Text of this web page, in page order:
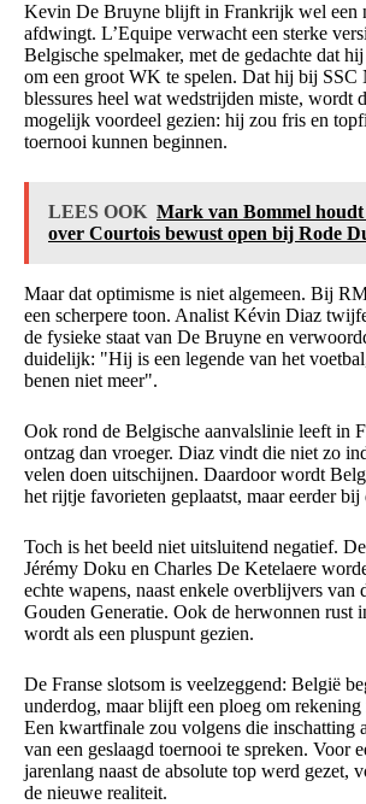
Kevin De Bruyne blijft in Frankrijk wel een
afdwingt. L’Equipe verwacht een sterke
Belgische spelmaker, met de gedachte dat
om een groot WK te spelen. Dat hij bij SSC
blessures heel wat wedstrijden miste, wordt
mogelijk voordeel gezien: hij zou fris en
toernooi kunnen beginnen.
LEES OOK Mark van Bommel houdt
over Courtois bewust open bij Rode
Maar dat optimisme is niet algemeen. Bij
een scherpere toon. Analist Kévin Diaz
de fysieke staat van De Bruyne en
duidelijk: "Hij is een legende van het
benen niet meer".
Ook rond de Belgische aanvalslinie leeft in
ontzag dan vroeger. Diaz vindt die niet zo
velen doen uitschijnen. Daardoor wordt
het rijtje favorieten geplaatst, maar eerder bij
Toch is het beeld niet uitsluitend negatief.
Jérémy Doku en Charles De Ketelaere
echte wapens, naast enkele overblijvers van
Gouden Generatie. Ook de herwonnen rust
wordt als een pluspunt gezien.
De Franse slotsom is veelzeggend: België
underdog, maar blijft een ploeg om rekening
Een kwartfinale zou volgens die inschatting
van een geslaagd toernooi te spreken. Voor
jarenlang naast de absolute top werd gezet,
de nieuwe realiteit.